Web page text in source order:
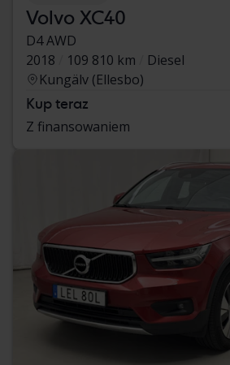
Volvo XC40
D4 AWD
2018
109 810 km
Diesel
Kungälv (Ellesbo)
Kup teraz
Z finansowaniem